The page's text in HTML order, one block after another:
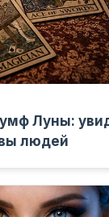
Луны:
людей